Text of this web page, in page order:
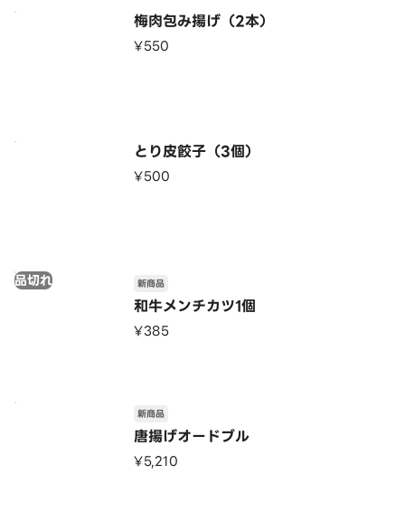
梅肉包み揚げ（2本）
¥550
とり皮餃子（3個）
¥500
和牛メンチカツ1個
品切れ 新商品
¥385
唐揚げオードブル
新商品
¥5,210